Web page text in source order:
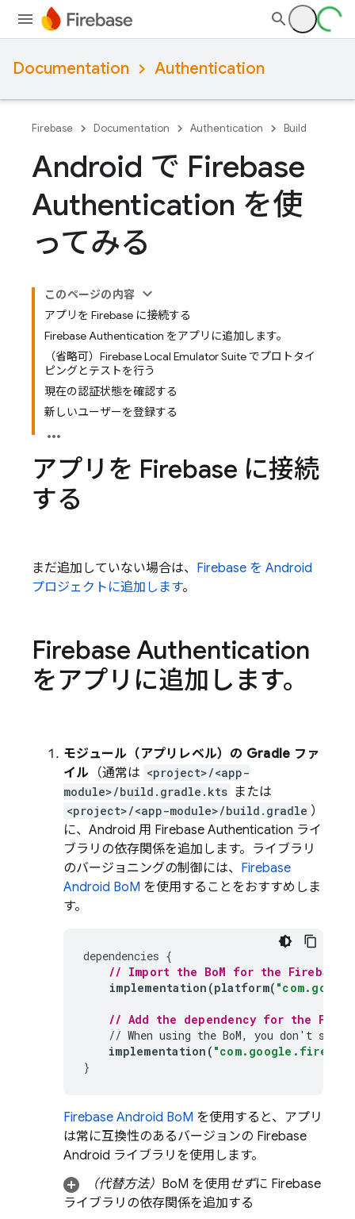
Documentation Authentication
Firebase Documentation Authentication Build
Android で Firebase
Authentication を使
ってみる
このページの内容
アプリを Firebase に接続する
Firebase Authentication をアプリに追加します。
（省略可）Firebase Local Emulator Suite でプロトタイ
ピングとテストを行う
現在の認証状態を確認する
新しいユーザーを登録する
アプリを Firebase に接続
する
まだ追加していない場合は、 Firebase を Android
プロジェクトに追加します。
Firebase Authentication
をアプリに追加します。
モジュール（アプリレベル）の Gradle ファ
イル （通常は <project>/<app-
module>/build.gradle.kts または
<project>/<app-module>/build.gradle ）
に、Android 用 Firebase Authentication ライ
ブラリの依存関係を追加します。ライブラリ
のバージョニングの制御には、 Firebase
Android BoM を使用することをおすすめしま
す。
dependencies {
// Import the BoM for the Firebase
implementation (platform(
// Add the dependency for the
// When using the BoM, you don't
implementation (
}
Firebase Android BoM を使用すると、アプリ
は常に互換性のあるバージョンの Firebase
Android ライブラリを使用します。
（代替方法） BoM を使用せずに Firebase
ライブラリの依存関係を追加する